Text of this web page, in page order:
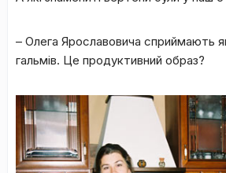
– Олега Ярославовича сприймають
гальмів. Це продуктивний образ?